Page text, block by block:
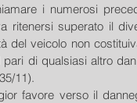
i numerosi
ritenersi superato il
del veicolo non
di qualsiasi altro
11).
favore verso il